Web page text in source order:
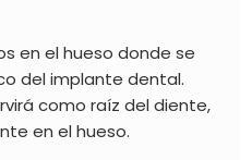
en el hueso donde se
del implante dental.
como raíz del diente,
en el hueso.